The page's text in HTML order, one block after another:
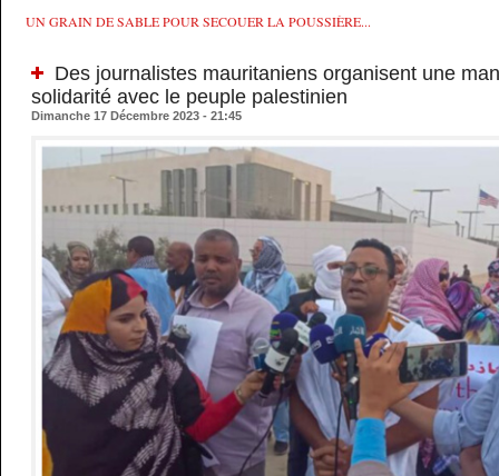
UN GRAIN DE SABLE POUR SECOUER LA POUSSIÈRE...
Des journalistes mauritaniens organisent une
solidarité avec le peuple palestinien
Dimanche 17 Décembre 2023 - 21:45